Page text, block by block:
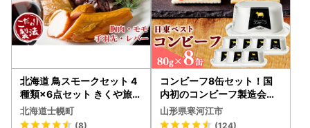
北海道 鳥スモークセット 4
種類×6点セット きくや旅館
鶏肉 スモークチキン 手羽先
スモーク 鳥レバースモーク
北海道士幌町
(8)
コンビーフ8缶セット！国
内初のコンビーフ製造会社
＜日東ベスト＞ 015-D-N
B001
山形県寒河江市
(124)